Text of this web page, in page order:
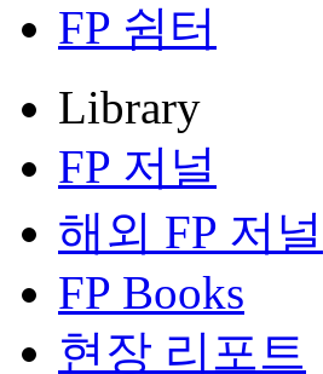
FP 쉼터
Library
FP 저널
해외 FP 저널
FP Books
현장 리포트